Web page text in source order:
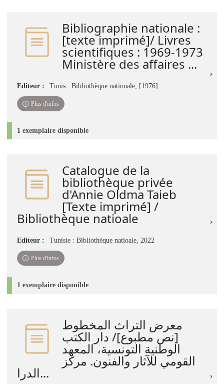
Bibliographie nationale :
[texte imprimé]/ Livres
scientifiques : 1969-1973
Ministère des affaires ...
Editeur : Tunis : Bibliothèque nationale, [1976]
Plus d'infos
1 exemplaire disponible
Catalogue de la
bibliothèque privée
d'Annie Oldma Taieb
[Texte imprimé] /
Bibliothèque natioale
Editeur : Tunisie : Bibliothèque natioale, 2022
Plus d'infos
1 exemplaire disponible
معرض التراث المخطوط
[نص مطبوع]/ دار الكتب
الوطنية التونسية، المعهد
القومي للآثار والفنون. مركز
الدرا...